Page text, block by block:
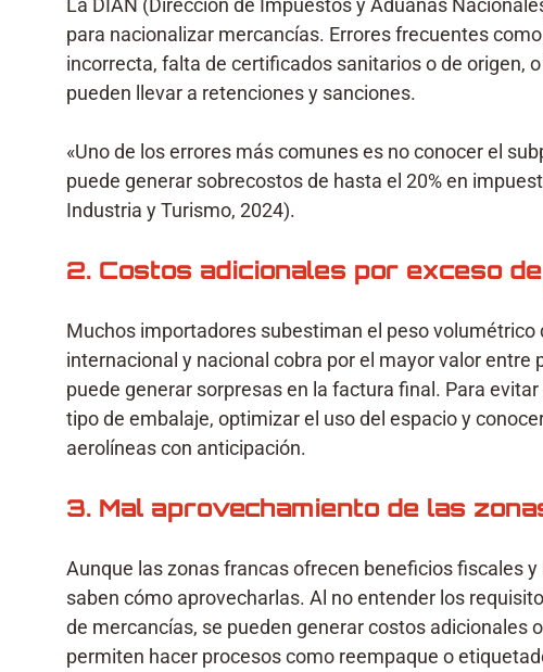
La DIAN (Dirección de Impuestos y Aduanas
para nacionalizar mercancías. Errores frecuentes
incorrecta, falta de certificados sanitarios o de origen,
pueden llevar a retenciones y sanciones.
«Uno de los errores más comunes es no conocer el
puede generar sobrecostos de hasta el 20% en
Industria y Turismo, 2024).
2. Costos adicionales por exceso
Muchos importadores subestiman el peso volumétrico
internacional y nacional cobra por el mayor valor entre
puede generar sorpresas en la factura final. Para
tipo de embalaje, optimizar el uso del espacio y
aerolíneas con anticipación.
3. Mal aprovechamiento de las
Aunque las zonas francas ofrecen beneficios fiscales
saben cómo aprovecharlas. Al no entender los
de mercancías, se pueden generar costos adicionales
permiten hacer procesos como reempaque o